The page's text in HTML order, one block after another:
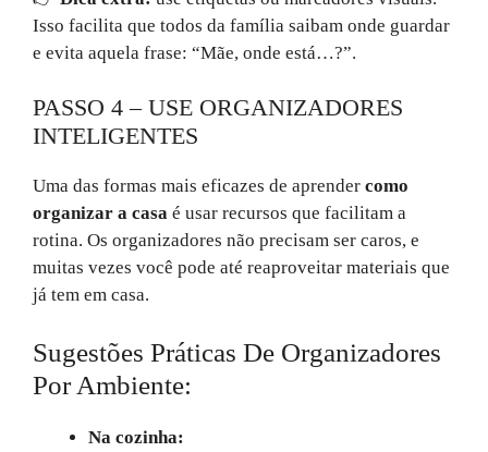
Isso facilita que todos da família saibam onde guardar
e evita aquela frase: “Mãe, onde está…?”.
PASSO 4 – USE ORGANIZADORES
INTELIGENTES
Uma das formas mais eficazes de aprender como
organizar a casa é usar recursos que facilitam a
rotina. Os organizadores não precisam ser caros, e
muitas vezes você pode até reaproveitar materiais que
já tem em casa.
Sugestões Práticas De Organizadores
Por Ambiente:
Na cozinha: